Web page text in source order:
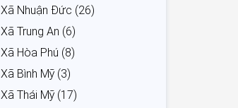
Xã Nhuận Đức (26)
Xã Trung An (6)
Xã Hòa Phú (8)
Xã Bình Mỹ (3)
Xã Thái Mỹ (17)